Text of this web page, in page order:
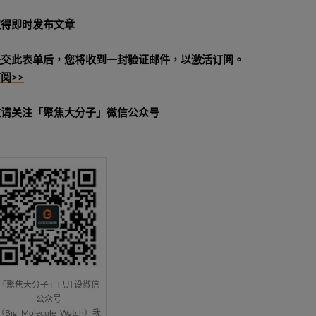
即时发布文章
此表单后，您将收到一封验证邮件，以激活订阅。
>>
关注「聚焦大分子」微信公众号
聚焦大分子」已开设微信
公众号
Big_Molecule_Watch）我